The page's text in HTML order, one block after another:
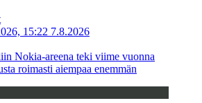
15:22 7.8.2026
Nokia-areena teki viime vuonna
roimasti aiempaa enemmän